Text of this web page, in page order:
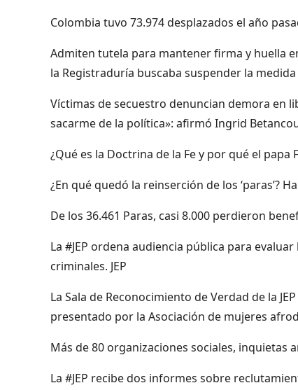
Colombia tuvo 73.974 desplazados el año
Admiten tutela para mantener firma y huella
la Registraduría buscaba suspender la
Víctimas de secuestro denuncian demora en
sacarme de la política»: afirmó Ingrid
¿Qué es la Doctrina de la Fe y por qué el
¿En qué quedó la reinserción de los ‘paras’?
De los 36.461 Paras, casi 8.000 perdieron
La #JEP ordena audiencia pública para
criminales. JEP
La Sala de Reconocimiento de Verdad de la
presentado por la Asociación de mujeres
Más de 80 organizaciones sociales, inquietas
La #JEP recibe dos informes sobre